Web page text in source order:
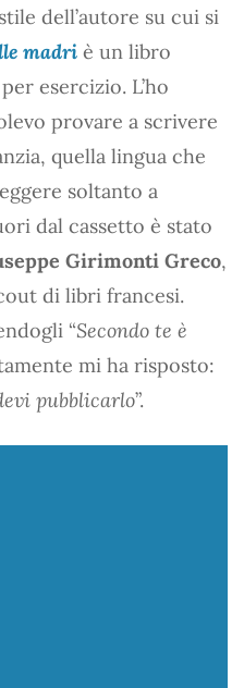
dell’autore su cui si
madri è un libro
esercizio. L’ho
provare a scrivere
quella lingua che
soltanto a
dal cassetto è stato
Girimonti Greco,
di libri francesi.
“Secondo te è
mi ha risposto:
pubblicarlo”.